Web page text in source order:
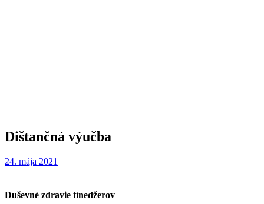
Dištančná výučba
24. mája 2021
Duševné zdravie tínedžerov